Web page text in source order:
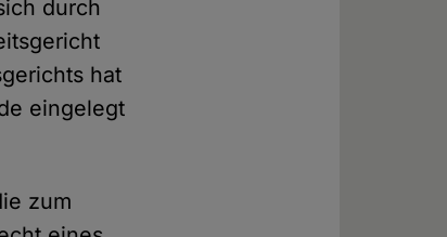
durch
hat
eingelegt
zum